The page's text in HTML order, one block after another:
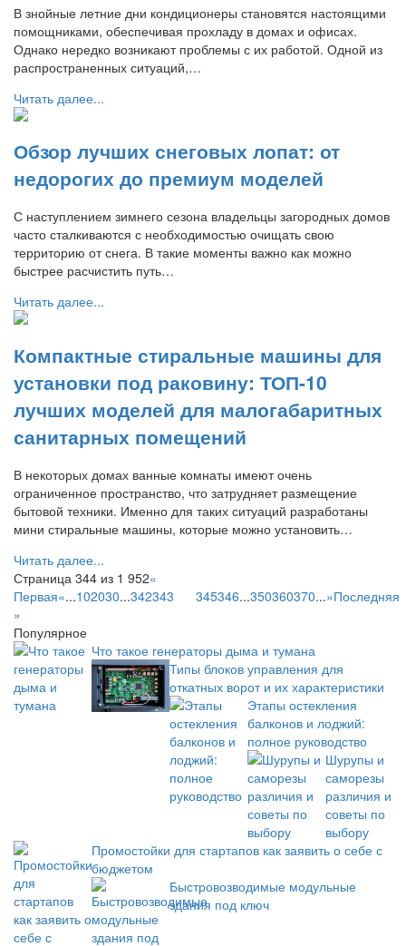
В знойные летние дни кондиционеры становятся настоящими
помощниками, обеспечивая прохладу в домах и офисах.
Однако нередко возникают проблемы с их работой. Одной из
распространенных ситуаций,…
Читать далее...
Обзор лучших снеговых лопат: от
недорогих до премиум моделей
С наступлением зимнего сезона владельцы загородных домов
часто сталкиваются с необходимостью очищать свою
территорию от снега. В такие моменты важно как можно
быстрее расчистить путь…
Читать далее...
Компактные стиральные машины для
установки под раковину: ТОП-10
лучших моделей для малогабаритных
санитарных помещений
В некоторых домах ванные комнаты имеют очень
ограниченное пространство, что затрудняет размещение
бытовой техники. Именно для таких ситуаций разработаны
мини стиральные машины, которые можно установить…
Читать далее...
Страница 344 из 1 952«
Первая«...102030...342343 345346...350360370...»Последняя
»
Популярное
Что такое генераторы дыма и тумана
Типы блоков управления для
откатных ворот и их характеристики
Этапы остекления
балконов и лоджий:
полное руководство
Шурупы и
саморезы
различия и
советы по
выбору
Промостойки для стартапов как заявить о себе с
бюджетом
Быстровозводимые модульные
здания под ключ